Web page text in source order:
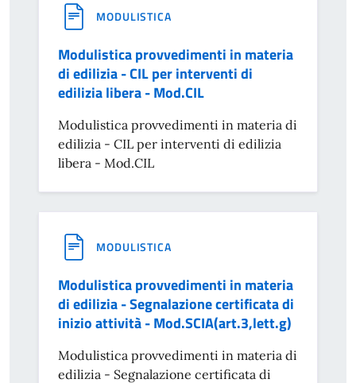
MODULISTICA
Modulistica provvedimenti in materia
di edilizia - CIL per interventi di
edilizia libera - Mod.CIL
Modulistica provvedimenti in materia di
edilizia - CIL per interventi di edilizia
libera - Mod.CIL
MODULISTICA
Modulistica provvedimenti in materia
di edilizia - Segnalazione certificata di
inizio attività - Mod.SCIA(art.3,lett.g)
Modulistica provvedimenti in materia di
edilizia - Segnalazione certificata di